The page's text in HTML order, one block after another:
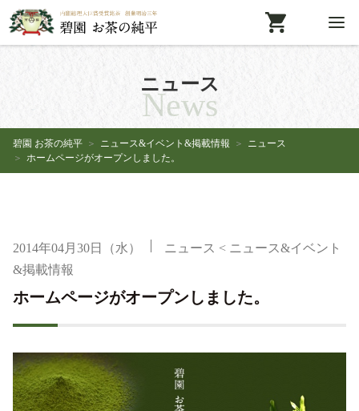
ニュース
News
碧園 お茶の純平 ニュース&イベント&掲載情報
ニュース
ホームページがオープンしました。
2014年04月30日（水） ニュース < ニュース&イベント
&掲載情報
ホームページがオープンしました。